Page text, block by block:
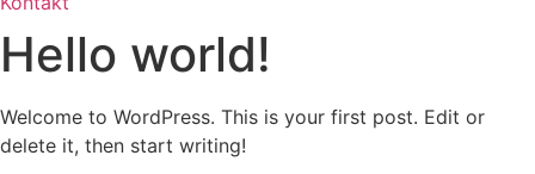
Hello world!
Welcome to WordPress. This is your first post. Edit or
delete it, then start writing!